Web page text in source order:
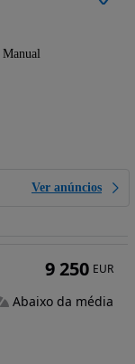
Manual
Ver anúncios
9 250 EUR
Abaixo da média